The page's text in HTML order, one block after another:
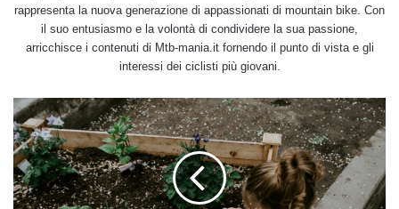
rappresenta la nuova generazione di appassionati di mountain bike. Con
il suo entusiasmo e la volontà di condividere la sua passione,
arricchisce i contenuti di Mtb-mania.it fornendo il punto di vista e gli
interessi dei ciclisti più giovani.
Cos'è
un
orto
didattico,
come
organizzarlo,